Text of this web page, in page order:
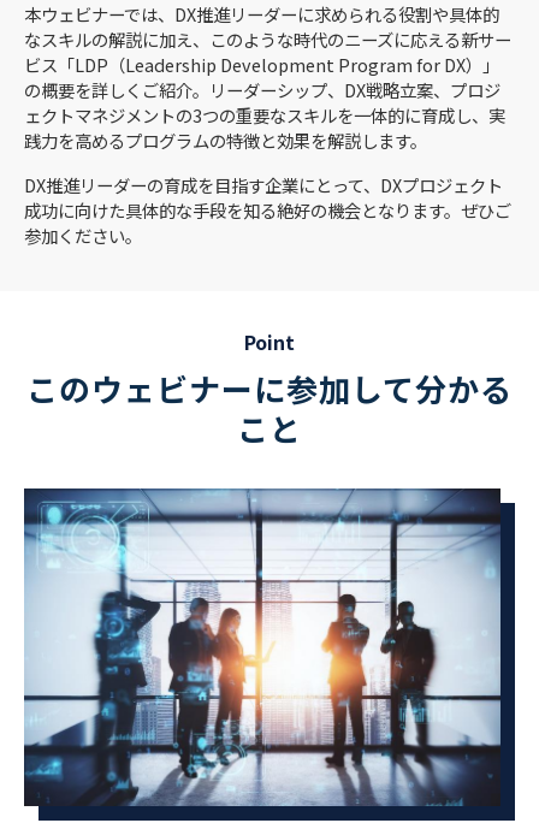
本ウェビナーでは、DX推進リーダーに求められる役割や具体的
なスキルの解説に加え、このような時代のニーズに応える新サー
ビス「LDP（Leadership Development Program for DX）」
の概要を詳しくご紹介。リーダーシップ、DX戦略立案、プロジ
ェクトマネジメントの3つの重要なスキルを一体的に育成し、実
践力を高めるプログラムの特徴と効果を解説します。
DX推進リーダーの育成を目指す企業にとって、DXプロジェクト
成功に向けた具体的な手段を知る絶好の機会となります。ぜひご
参加ください。
Point
このウェビナーに参加して分かる
こと